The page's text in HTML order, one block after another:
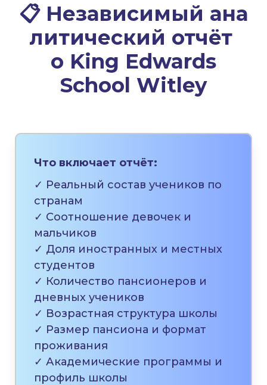
📋 Независимый ана
литический отчёт
о King Edwards
School Witley
Что включает отчёт:
✓ Реальный состав учеников по
странам
✓ Соотношение девочек и
мальчиков
✓ Доля иностранных и местных
студентов
✓ Количество пансионеров и
дневных учеников
✓ Возрастная структура школы
✓ Размер пансиона и формат
проживания
✓ Академические программы и
профиль школы